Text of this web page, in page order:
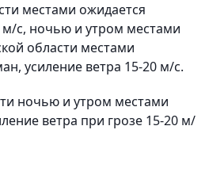
местами ожидается
м/с, ночью и утром местами
области местами
усиление ветра 15-20 м/с.
ночью и утром местами
ветра при грозе 15-20 м/